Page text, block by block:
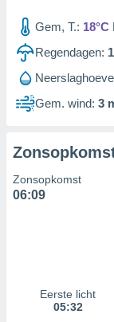
Gem, T.: 18°C
Regendagen:
Gem. wind: 3
Zonsopkomst
06:09
Eerste licht
05:32